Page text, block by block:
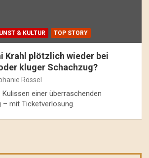
& KULTUR TOP STORY
Krahl plötzlich wieder bei
kluger Schachzug?
Rössel
Kulissen einer überraschenden
– mit Ticketverlosung.